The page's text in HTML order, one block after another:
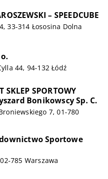
– SPEEDCUBE
33-314 Łososina Dolna
44, 94-132 Łódź
SKLEP SPORTOWY
Bonikowscy Sp. C.
7, 01-780
Sportowe
785 Warszawa